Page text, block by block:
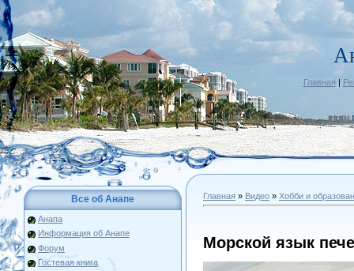
Главная |
Все об Анапе
Анапа
Информация об Анапе
Форум
Гостевая книга
Главная » Видео » Хобби и
Морской язык